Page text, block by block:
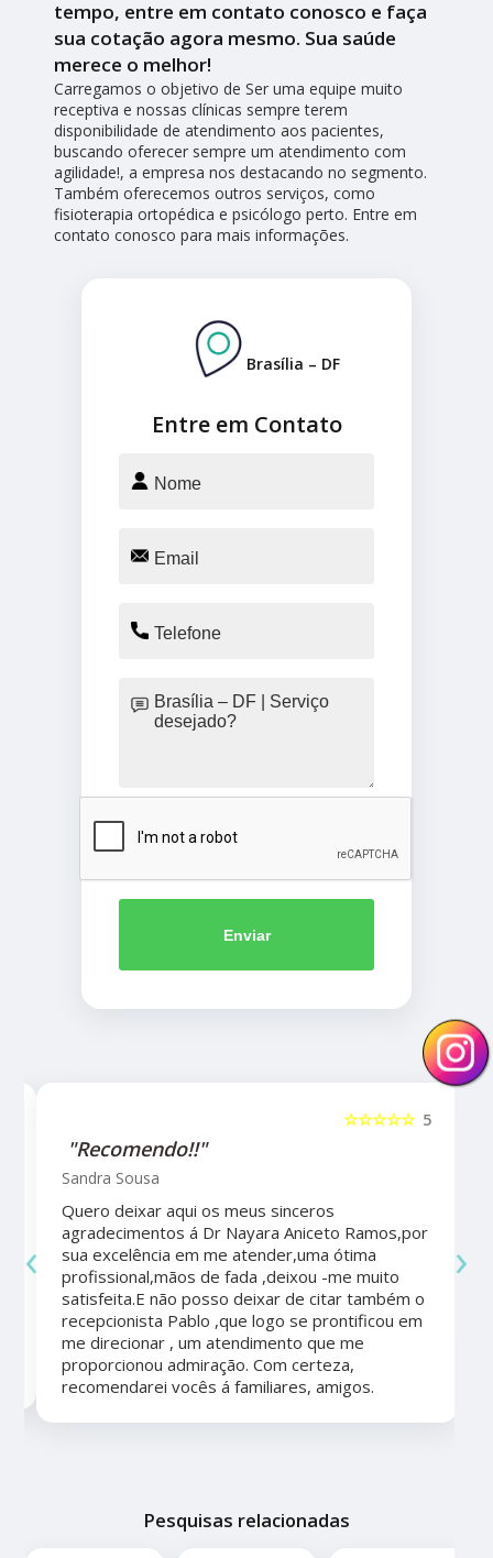
tempo, entre em contato conosco e faça
sua cotação agora mesmo. Sua saúde
merece o melhor!
Carregamos o objetivo de Ser uma equipe muito
receptiva e nossas clínicas sempre terem
disponibilidade de atendimento aos pacientes,
buscando oferecer sempre um atendimento com
agilidade!, a empresa nos destacando no segmento.
Também oferecemos outros serviços, como
fisioterapia ortopédica e psicólogo perto. Entre em
contato conosco para mais informações.
Entre em Contato
Brasília – DF
Enviar
5
☆☆☆☆☆
"Recomendo!!"
Sandra Sousa
Quero deixar aqui os meus sinceros
agradecimentos á Dr Nayara Aniceto Ramos,por
sua excelência em me atender,uma ótima
profissional,mãos de fada ,deixou -me muito
satisfeita.E não posso deixar de citar também o
recepcionista Pablo ,que logo se prontificou em
me direcionar , um atendimento que me
proporcionou admiração. Com certeza,
recomendarei vocês á familiares, amigos.
‹ ›
Pesquisas relacionadas